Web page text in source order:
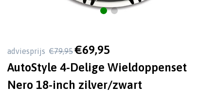
adviesprijs €79,95 €69,95
AutoStyle 4-Delige Wieldoppenset
Nero 18-inch zilver/zwart